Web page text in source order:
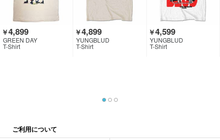
￥4,899
GREEN DAY
T-Shirt
￥4,899
YUNGBLUD
T-Shirt
￥4,599
YUNGBLUD
T-Shirt
ご利用について